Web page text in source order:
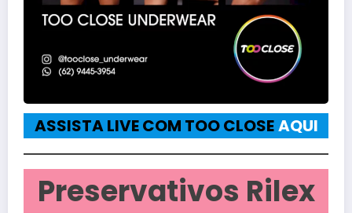
ASSISTA LIVE COM TOO CLOSEAQUI
Preservativos Rilex